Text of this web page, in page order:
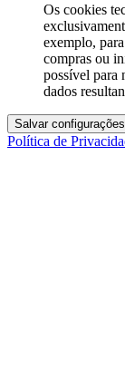
Os cookies
exemplo,
compras ou
possível para
dados
Salvar configurações
Política de